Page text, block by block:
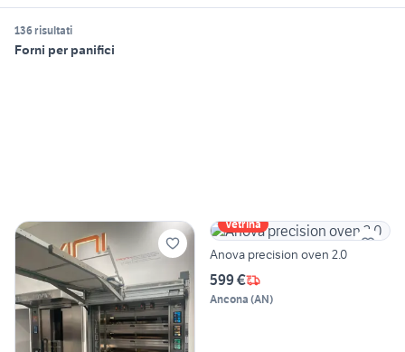
136 risultati
Forni per panifici
Vetrina
Anova precision oven 2.0
599 €
Ancona (AN)